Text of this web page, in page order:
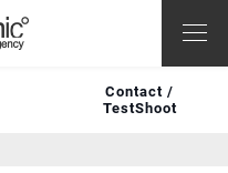
Contact /
TestShoot